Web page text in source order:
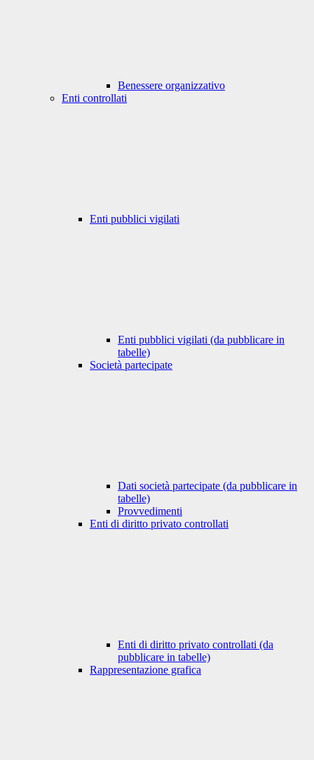
Benessere organizzativo
Enti controllati
Enti pubblici vigilati
Enti pubblici vigilati (da pubblicare in
tabelle)
Società partecipate
Dati società partecipate (da pubblicare in
tabelle)
Provvedimenti
Enti di diritto privato controllati
Enti di diritto privato controllati (da
pubblicare in tabelle)
Rappresentazione grafica